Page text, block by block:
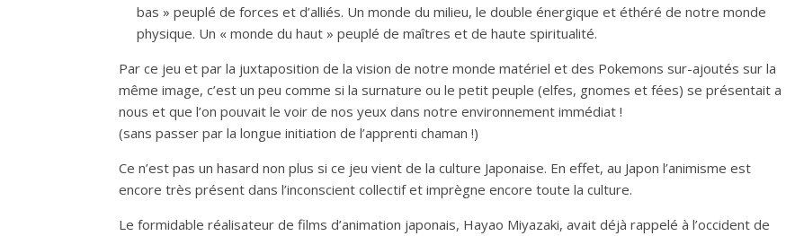
bas » peuplé de forces et d’alliés. Un monde du milieu, le double énergique et éthéré de notre monde
physique. Un « monde du haut » peuplé de maîtres et de haute spiritualité.
Par ce jeu et par la juxtaposition de la vision de notre monde matériel et des Pokemons sur-ajoutés sur la
même image, c’est un peu comme si la surnature ou le petit peuple (elfes, gnomes et fées) se présentait a
nous et que l’on pouvait le voir de nos yeux dans notre environnement immédiat !
(sans passer par la longue initiation de l’apprenti chaman !)
Ce n’est pas un hasard non plus si ce jeu vient de la culture Japonaise. En effet, au Japon l’animisme est
encore très présent dans l’inconscient collectif et imprègne encore toute la culture.
Le formidable réalisateur de films d’animation japonais, Hayao Miyazaki, avait déjà rappelé à l’occident de